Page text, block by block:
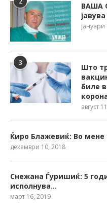
ВАША
3
Што
биле
август
Ќиро Блажевиќ: Во
декември 10, 2018
Снежана Ѓуришиќ: 5
исполнува…
март 16, 2019